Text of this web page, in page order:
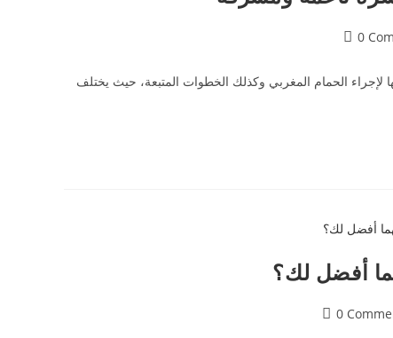
0
لإجراء الحمام المغربي وكذلك الخطوات المتبعة، حيث يختلف
أفضل لك؟
0